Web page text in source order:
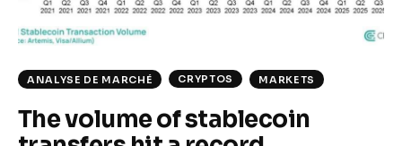
ANALYSE DE MARCHÉ CRYPTOS MARKETS
The volume of stablecoin